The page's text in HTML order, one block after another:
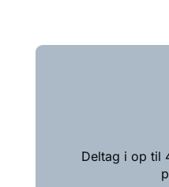
Deltag i op til